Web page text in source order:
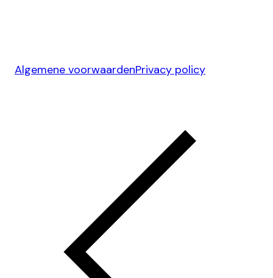
Algemene voorwaardenPrivacy policy